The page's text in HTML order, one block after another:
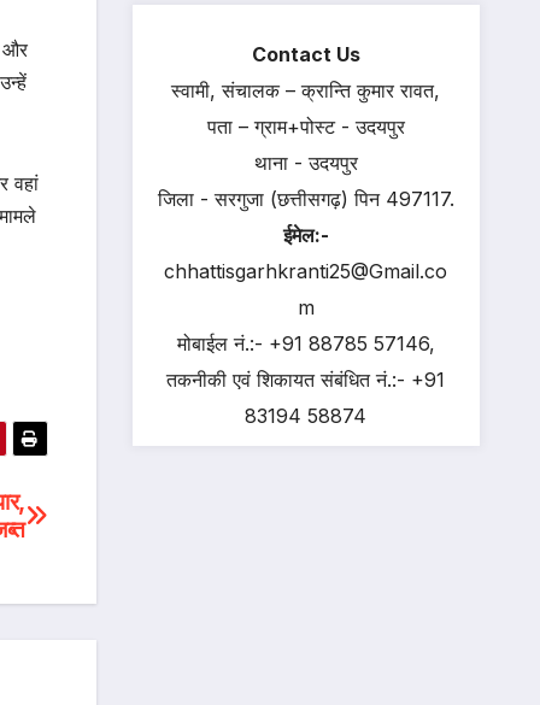
और
वहां
Contact Us
स्वामी, संचालक – क्रान्ति कुमार रावत,
पता – ग्राम+पोस्ट - उदयपुर
थाना - उदयपुर
जिला - सरगुजा (छत्तीसगढ़) पिन 497117.
ईमेल:-
chhattisgarhkranti25@Gmail.co
m
मोबाईल नं.:- +91 88785 57146,
तकनीकी एवं शिकायत संबंधित नं.:- +91
83194 58874